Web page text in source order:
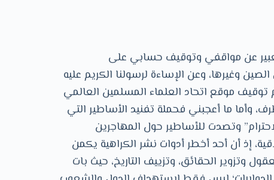
عن مواقفي وتوقيف حسابي على
وغيرها، وعن الإساءة لرسولنا الكريم عليه
توقيف موقع اتحاد العلماء المسلمين العالمي
وأما ما أعجبني فحملة تفنيد الأساطير التي
وتصدت للأساطير حول المهاجرين
إذ أن أحد أخطر أدوات نشر الكراهية يكمن
وتزوير الحقائق، وتزييف التاريخ، حيث بات